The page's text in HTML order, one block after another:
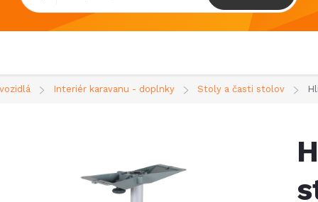
Interiér karavanu - doplnky Stoly a časti stolov